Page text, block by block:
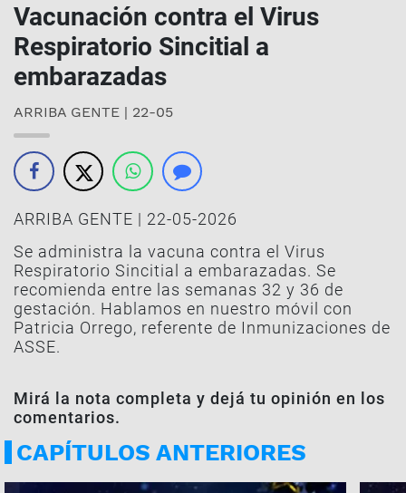
Vacunación contra el Virus
Respiratorio Sincitial a
embarazadas
ARRIBA GENTE | 22-05
ARRIBA GENTE | 22-05-2026
Se administra la vacuna contra el Virus
Respiratorio Sincitial a embarazadas. Se
recomienda entre las semanas 32 y 36 de
gestación. Hablamos en nuestro móvil con
Patricia Orrego, referente de Inmunizaciones de
ASSE.
Mirá la nota completa y dejá tu opinión en los
comentarios.
CAPÍTULOS ANTERIORES